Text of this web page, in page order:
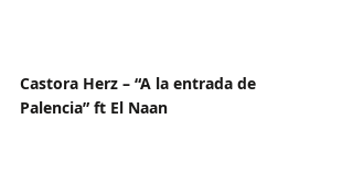
Castora Herz – “A la entrada de
Palencia” ft El Naan